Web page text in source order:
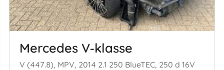
Mercedes V‑klasse
V (447.8), MPV, 2014 2.1 250 BlueTEC, 250 d 16V